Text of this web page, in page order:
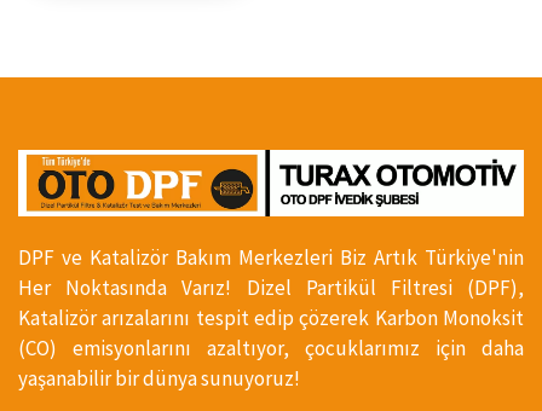
DPF ve Katalizör Bakım Merkezleri Biz Artık Türkiye'nin
Her Noktasında Varız! Dizel Partikül Filtresi (DPF),
Katalizör arızalarını tespit edip çözerek Karbon Monoksit
(CO) emisyonlarını azaltıyor, çocuklarımız için daha
yaşanabilir bir dünya sunuyoruz!